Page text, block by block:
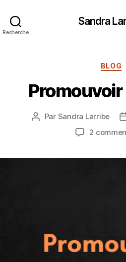
Recherche
Sandra
BLOG
Auteur
Par Sandra Larribe
2